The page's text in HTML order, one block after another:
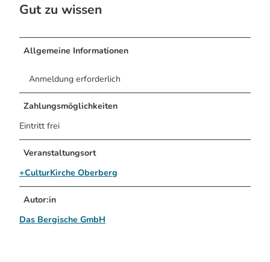
Gut zu wissen
Allgemeine Informationen
Anmeldung erforderlich
Zahlungsmöglichkeiten
Eintritt frei
Veranstaltungsort
+CulturKirche Oberberg
Autor:in
Das Bergische GmbH